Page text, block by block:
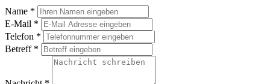
Name *
E-Mail *
Telefon *
Betreff *